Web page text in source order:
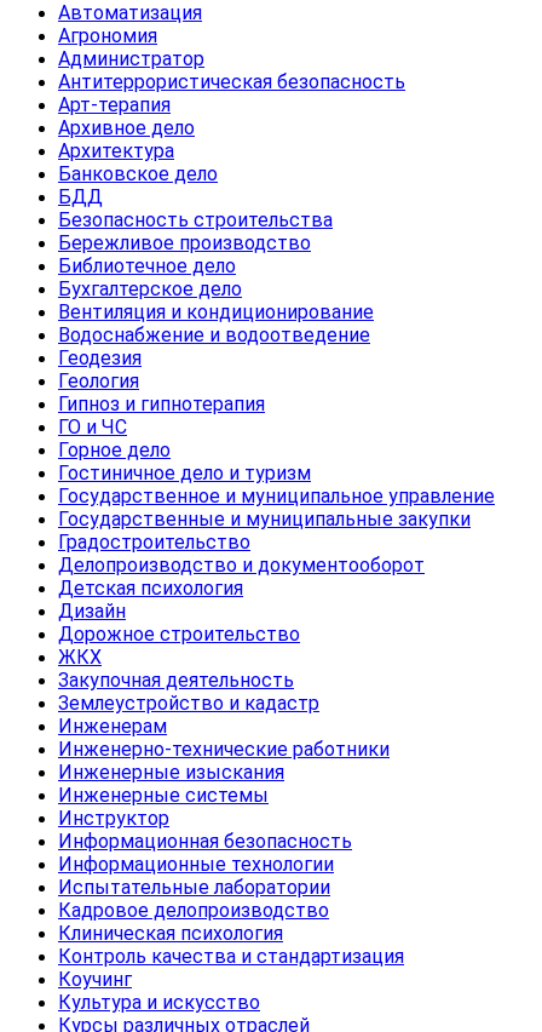
Автоматизация
Агрономия
Администратор
Антитеррористическая безопасность
Арт-терапия
Архивное дело
Архитектура
Банковское дело
БДД
Безопасность строительства
Бережливое производство
Библиотечное дело
Бухгалтерское дело
Вентиляция и кондиционирование
Водоснабжение и водоотведение
Геодезия
Геология
Гипноз и гипнотерапия
ГО и ЧС
Горное дело
Гостиничное дело и туризм
Государственное и муниципальное управление
Государственные и муниципальные закупки
Градостроительство
Делопроизводство и документооборот
Детская психология
Дизайн
Дорожное строительство
ЖКХ
Закупочная деятельность
Землеустройство и кадастр
Инженерам
Инженерно-технические работники
Инженерные изыскания
Инженерные системы
Инструктор
Информационная безопасность
Информационные технологии
Испытательные лаборатории
Кадровое делопроизводство
Клиническая психология
Контроль качества и стандартизация
Коучинг
Культура и искусство
Курсы различных отраслей